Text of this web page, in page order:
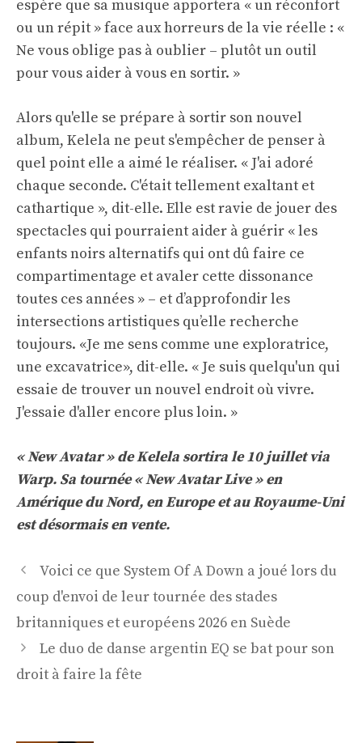
espère que sa musique apportera « un réconfort
ou un répit » face aux horreurs de la vie réelle : «
Ne vous oblige pas à oublier – plutôt un outil
pour vous aider à vous en sortir. »
Alors qu'elle se prépare à sortir son nouvel
album, Kelela ne peut s'empêcher de penser à
quel point elle a aimé le réaliser. « J'ai adoré
chaque seconde. C'était tellement exaltant et
cathartique », dit-elle. Elle est ravie de jouer des
spectacles qui pourraient aider à guérir « les
enfants noirs alternatifs qui ont dû faire ce
compartimentage et avaler cette dissonance
toutes ces années » – et d’approfondir les
intersections artistiques qu’elle recherche
toujours. «Je me sens comme une exploratrice,
une excavatrice», dit-elle. « Je suis quelqu'un qui
essaie de trouver un nouvel endroit où vivre.
J'essaie d'aller encore plus loin. »
« New Avatar » de Kelela sortira le 10 juillet via
Warp. Sa tournée « New Avatar Live » en
Amérique du Nord, en Europe et au Royaume-Uni
est désormais en vente.
Navigation
des
articles
Voici ce que System Of A Down a joué lors du
coup d'envoi de leur tournée des stades
britanniques et européens 2026 en Suède
Le duo de danse argentin EQ se bat pour son
droit à faire la fête